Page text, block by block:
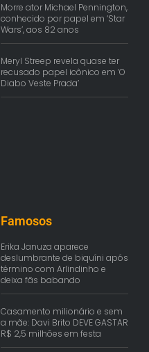
Morre ator Michael Pennington,
conhecido por papel em ‘Star
Wars’, aos 82 anos
Meryl Streep revela quase ter
recusado papel icônico em ‘O
Diabo Veste Prada’
Famosos
Erika Januza aparece
deslumbrante de biquíni após
término com Arlindinho e
deixa fãs babando
Casamento milionário e sem
a mãe: Davi Brito DEVE GASTAR
R$ 2,5 milhões em festa